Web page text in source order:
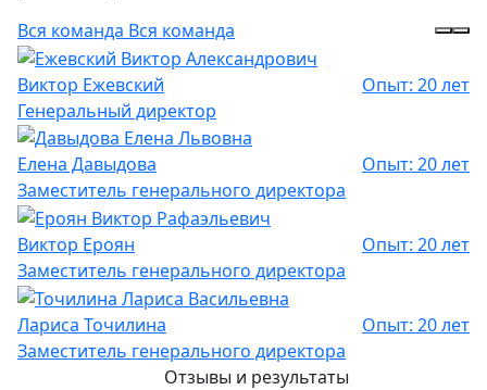
Вся команда Вся команда
Виктор Ежевский
Генеральный директор
Опыт: 20 лет
Елена Давыдова
Заместитель генерального директора
Опыт: 20 лет
Виктор Ероян
Заместитель генерального директора
Опыт: 20 лет
Лариса Точилина
Заместитель генерального директора
Опыт: 20 лет
Отзывы и результаты